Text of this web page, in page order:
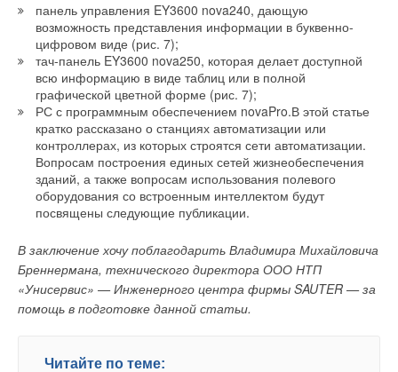
панель управления EY3600 nova240, дающую
возможность представления информации в буквенно-
цифровом виде (рис. 7);
тач-панель EY3600 nova250, которая делает доступной
всю информацию в виде таблиц или в полной
графической цветной форме (рис. 7);
РС с программным обеспечением novaPro.В этой статье
кратко рассказано о станциях автоматизации или
контроллерах, из которых строятся сети автоматизации.
Вопросам построения единых сетей жизнеобеспечения
зданий, а также вопросам использования полевого
оборудования со встроенным интеллектом будут
посвящены следующие публикации.
В заключение хочу поблагодарить Владимира Михайловича
Бреннермана, технического директора ООО НТП
«Унисервис» — Инженерного центра фирмы SAUTER — за
помощь в подготовке данной статьи.
Читайте по теме: